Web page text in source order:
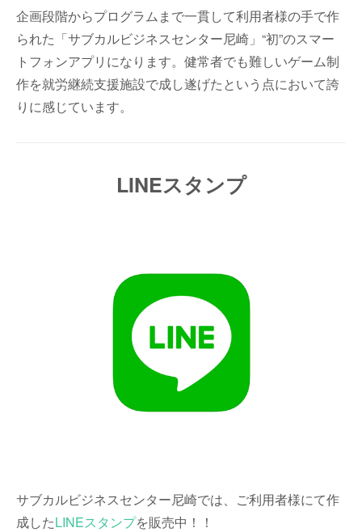
企画段階からプログラムまで一貫して利用者様の手で作
られた「サブカルビジネスセンター尼崎」“初”のスマー
トフォンアプリになります。健常者でも難しいゲーム制
作を就労継続支援施設で成し遂げたという点において誇
りに感じています。
LINEスタンプ
サブカルビジネスセンター尼崎では、ご利用者様にて作
成したLINEスタンプを販売中！！